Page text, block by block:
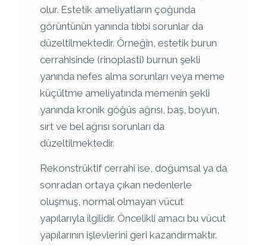
olur. Estetik ameliyatların çoğunda
görüntünün yanında tıbbi sorunlar da
düzeltilmektedir. Örneğin, estetik burun
cerrahisinde (rinoplasti) burnun şekli
yanında nefes alma sorunları veya meme
küçültme ameliyatında memenin şekli
yanında kronik göğüs ağrısı, baş, boyun,
sırt ve bel ağrısı sorunları da
düzeltilmektedir.
Rekonstrüktif cerrahi ise, doğumsal ya da
sonradan ortaya çıkan nedenlerle
oluşmuş, normal olmayan vücut
yapılarıyla ilgilidir. Öncelikli amacı bu vücut
yapılarının işlevlerini geri kazandırmaktır.